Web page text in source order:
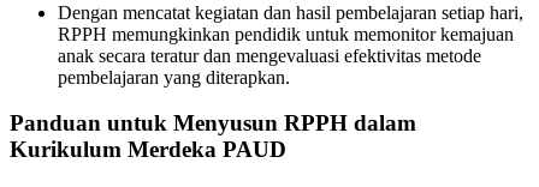
Dengan mencatat kegiatan dan hasil pembelajaran setiap hari,
RPPH memungkinkan pendidik untuk memonitor kemajuan
anak secara teratur dan mengevaluasi efektivitas metode
pembelajaran yang diterapkan.
Panduan untuk Menyusun RPPH dalam
Kurikulum Merdeka PAUD